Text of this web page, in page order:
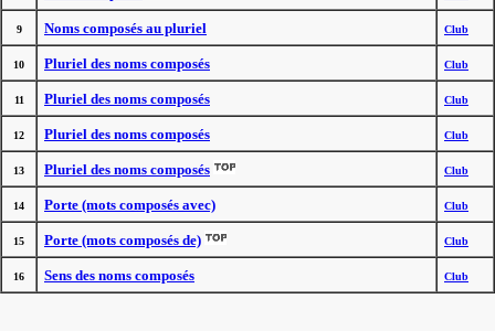
9 Noms composés au pluriel Club
10 Pluriel des noms composés Club
11 Pluriel des noms composés Club
12 Pluriel des noms composés Club
13 Pluriel des noms composés Club
14 Porte (mots composés avec) Club
15 Porte (mots composés de) Club
16 Sens des noms composés Club